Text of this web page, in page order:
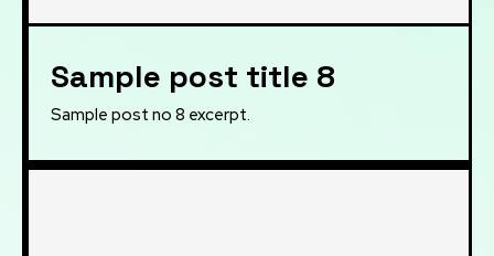
Sample post title 8
Sample post no 8 excerpt.